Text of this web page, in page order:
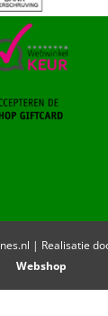
| Realisatie
Webshop